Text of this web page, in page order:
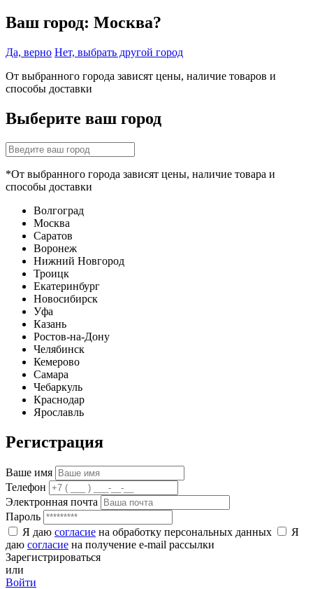
Ваш город: Москва?
Да, верно Нет, выбрать другой город
От выбранного города зависят цены, наличие товаров и
способы доставки
Выберите ваш город
*От выбранного города зависят цены, наличие товара и
способы доставки
Волгоград
Москва
Саратов
Воронеж
Нижний Новгород
Троицк
Екатеринбург
Новосибирск
Уфа
Казань
Ростов-на-Дону
Челябинск
Кемерово
Самара
Чебаркуль
Краснодар
Ярославль
Регистрация
Ваше имя
Телефон
Электронная почта
Пароль
Я даю согласие на обработку персональных данных
Я
даю согласие на получение e-mail рассылки
Зарегистрироваться
или
Войти